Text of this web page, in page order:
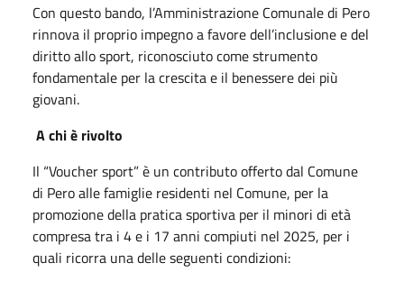
Con questo bando, l’Amministrazione Comunale di Pero
rinnova il proprio impegno a favore dell’inclusione e del
diritto allo sport, riconosciuto come strumento
fondamentale per la crescita e il benessere dei più
giovani.
A chi è rivolto
Il “Voucher sport” è un contributo offerto dal Comune
di Pero alle famiglie residenti nel Comune, per la
promozione della pratica sportiva per il minori di età
compresa tra i 4 e i 17 anni compiuti nel 2025, per i
quali ricorra una delle seguenti condizioni: